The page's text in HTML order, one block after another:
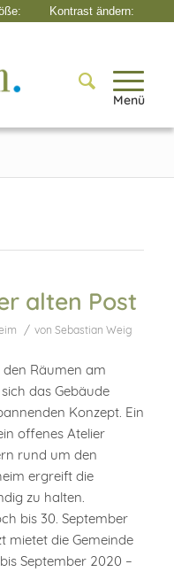
Menü
alten Post
/ von Sebastian Weig
Räumen am
das Gebäude
Konzept. Ein
offenes Atelier
rund um den
ergreift die
zu halten.
bis 30. September
mietet die Gemeinde
September 2020 –